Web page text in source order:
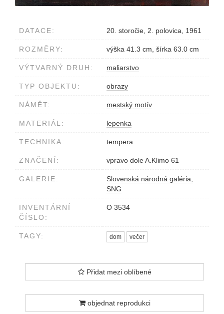
DATACE: 20. storočie, 2. polovica, 1961
ROZMĚRY: výška 41.3 cm, šírka 63.0 cm
VÝTVARNÝ DRUH: maliarstvo
TYP OBJEKTU: obrazy
NÁMĚT: mestský motív
MATERIÁL: lepenka
TECHNIKA: tempera
ZNAČENÍ: vpravo dole A.Klimo 61
GALERIE:
Slovenská národná galéria,
SNG
INVENTÁRNÍ
ČÍSLO:
O 3534
TAGY: dom večer
Přidat mezi oblíbené
objednat reprodukci